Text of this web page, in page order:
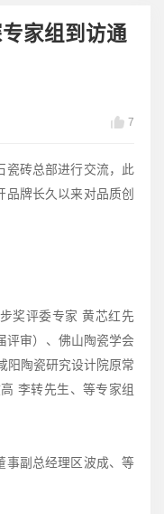
家组到访通
7
瓷砖总部进行交流，此
牌长久以来对品质创
奖评委专家 黄芯红先
评审）、佛山陶瓷学会
阳陶瓷研究设计院原常
李转先生、等专家组
事副总经理区波成、等